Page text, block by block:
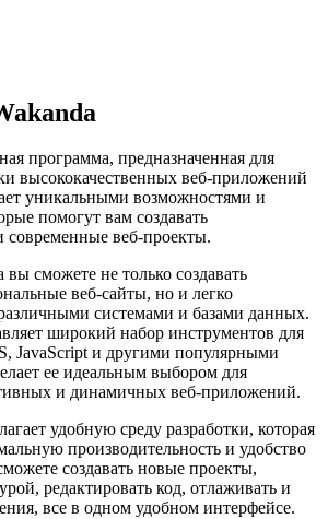
программа, предназначенная для
высококачественных веб-приложений
уникальными возможностями и
помогут вам создавать
современные веб-проекты.
сможете не только создавать
веб-сайты, но и легко
системами и базами данных.
широкий набор инструментов для
JavaScript и другими популярными
ее идеальным выбором для
и динамичных веб-приложений.
удобную среду разработки, которая
производительность и удобство
создавать новые проекты,
редактировать код, отлаживать и
все в одном удобном интерфейсе.